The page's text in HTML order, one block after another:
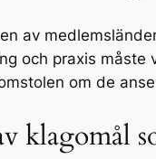
av
och praxis måste
om de
klagomål